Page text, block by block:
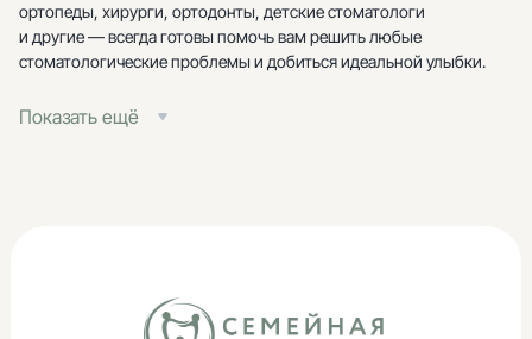
ортопеды, хирурги, ортодонты, детские стоматологи
и другие — всегда готовы помочь вам решить любые
стоматологические проблемы и добиться идеальной улыбки.
Доверьте здоровье своих зубов профессионалам! Запишитесь
на консультацию и получите качественную стоматологическую
Показать ещё